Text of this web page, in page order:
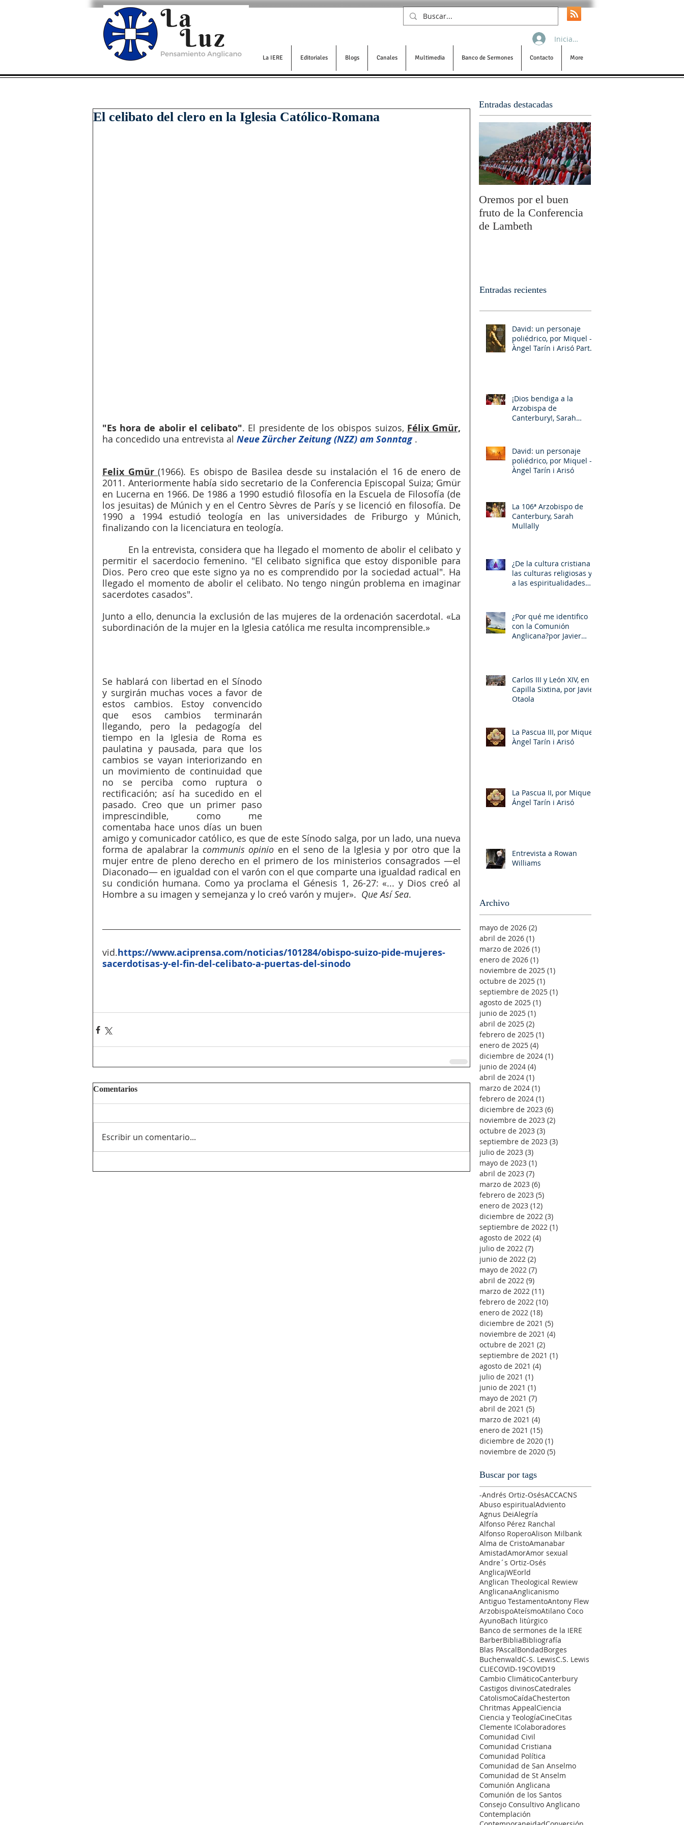
La IERE Editoriales Blogs Canales Multimedia Banco de Sermones Contacto More
Iniciar sesión
El celibato del clero en la Iglesia Católico-Romana
"Es hora de abolir el celibato". El presidente de los obispos suizos, Félix Gmür,
ha concedido una entrevista al Neue Zürcher Zeitung (NZZ) am Sonntag .
Felix Gmür (1966). Es obispo de Basilea desde su instalación el 16 de enero de
2011. Anteriormente había sido secretario de la Conferencia Episcopal Suiza; Gmür
en Lucerna en 1966. De 1986 a 1990 estudió filosofía en la Escuela de Filosofía (de
los jesuitas) de Múnich y en el Centro Sèvres de París y se licenció en filosofía. De
1990 a 1994 estudió teología en las universidades de Friburgo y Múnich,
finalizando con la licenciatura en teología.
permitir el sacerdocio femenino. "El celibato significa que estoy disponible para
Dios. Pero creo que este signo ya no es comprendido por la sociedad actual". Ha
llegado el momento de abolir el celibato. No tengo ningún problema en imaginar
sacerdotes casados".
Junto a ello, denuncia la exclusión de las mujeres de la ordenación sacerdotal. «La
subordinación de la mujer en la Iglesia católica me resulta incomprensible.»
Se hablará con libertad en el Sínodo
y surgirán muchas voces a favor de
estos cambios. Estoy convencido
que esos cambios terminarán
llegando, pero la pedagogía del
tiempo en la Iglesia de Roma es
paulatina y pausada, para que los
cambios se vayan interiorizando en
un movimiento de continuidad que
no se perciba como ruptura o
rectificación; así ha sucedido en el
pasado. Creo que un primer paso
imprescindible, como me
comentaba hace unos días un buen
amigo y comunicador católico, es que de este Sínodo salga, por un lado, una nueva
forma de apalabrar la communis opinio en el seno de la Iglesia y por otro que la
mujer entre de pleno derecho en el primero de los ministerios consagrados —el
Diaconado— en igualdad con el varón con el que comparte una igualdad radical en
su condición humana. Como ya proclama el Génesis 1, 26-27: «... y Dios creó al
Hombre a su imagen y semejanza y lo creó varón y mujer». Que Así Sea.
vid.https://www.aciprensa.com/noticias/101284/obispo-suizo-pide-mujeres-
sacerdotisas-y-el-fin-del-celibato-a-puertas-del-sinodo
Comentarios
Escribir un comentario...
Entradas destacadas
Oremos por el buen
fruto de la Conferencia
de Lambeth
Entradas recientes
David: un personaje
poliédrico, por Miquel –
Àngel Tarín i Arisó Parte
¡Dios bendiga a la
Arzobispa de
Canterbury!, Sarah
David: un personaje
poliédrico, por Miquel –
Àngel Tarín i Arisó
La 106ª Arzobispo de
Canterbury, Sarah
Mullally
¿De la cultura cristiana a
las culturas religiosas y
a las espiritualidades
¿Por qué me identifico
con la Comunión
Anglicana?por Javier
Carlos III y León XIV, en la
Capilla Sixtina, por Javier
Otaola
La Pascua III, por Miquel-
Àngel Tarín i Arisó
La Pascua II, por Miquel-
Ángel Tarín i Arisó
Entrevista a Rowan
Williams
Archivo
mayo de 2026 (2)
abril de 2026 (1)
marzo de 2026 (1)
enero de 2026 (1)
noviembre de 2025 (1)
octubre de 2025 (1)
septiembre de 2025 (1)
agosto de 2025 (1)
junio de 2025 (1)
abril de 2025 (2)
febrero de 2025 (1)
enero de 2025 (4)
diciembre de 2024 (1)
junio de 2024 (4)
abril de 2024 (1)
marzo de 2024 (1)
febrero de 2024 (1)
diciembre de 2023 (6)
noviembre de 2023 (2)
octubre de 2023 (3)
septiembre de 2023 (3)
julio de 2023 (3)
mayo de 2023 (1)
abril de 2023 (7)
marzo de 2023 (6)
febrero de 2023 (5)
enero de 2023 (12)
diciembre de 2022 (3)
septiembre de 2022 (1)
agosto de 2022 (4)
julio de 2022 (7)
junio de 2022 (2)
mayo de 2022 (7)
abril de 2022 (9)
marzo de 2022 (11)
febrero de 2022 (10)
enero de 2022 (18)
diciembre de 2021 (5)
noviembre de 2021 (4)
octubre de 2021 (2)
septiembre de 2021 (1)
agosto de 2021 (4)
julio de 2021 (1)
junio de 2021 (1)
mayo de 2021 (7)
abril de 2021 (5)
marzo de 2021 (4)
enero de 2021 (15)
diciembre de 2020 (1)
noviembre de 2020 (5)
Buscar por tags
-Andrés Ortiz-OsésACCACNS
Abuso espiritualAdviento
Agnus DeiAlegría
Alfonso Pérez Ranchal
Alfonso RoperoAlison Milbank
Alma de CristoAmanabar
AmistadAmorAmor sexual
Andre´s Ortiz-Osés
AnglicajWEorld
Anglican Theological Rewiew
AnglicanaAnglicanismo
Antiguo TestamentoAntony Flew
ArzobispoAteísmoAtilano Coco
AyunoBach litúrgico
Banco de sermones de la IERE
BarberBibliaBibliografía
Blas PAscalBondadBorges
BuchenwaldC-S. LewisC.S. Lewis
CLIECOVID-19COVID19
Cambio ClimáticoCanterbury
Castigos divinosCatedrales
CatolismoCaídaChesterton
Chritmas AppealCiencia
Ciencia y TeologíaCineCitas
Clemente IColaboradores
Comunidad Civil
Comunidad Cristiana
Comunidad Política
Comunidad de San Anselmo
Comunidad de St Anselm
Comunión Anglicana
Comunión de los Santos
Consejo Consultivo Anglicano
Contemplación